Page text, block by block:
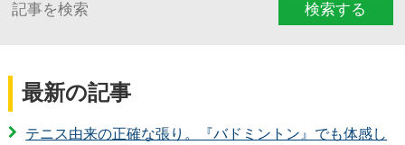
検索する
最新の記事
テニス由来の正確な張り。『バドミントン』でも体感し